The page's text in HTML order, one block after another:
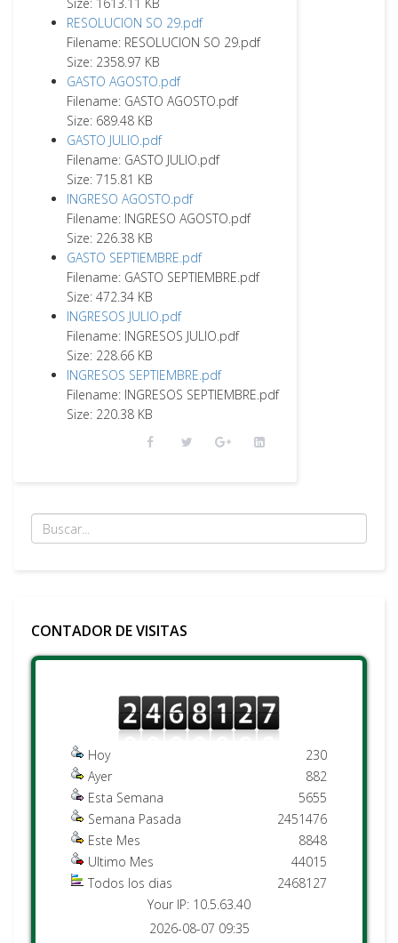
RESOLUCION SO 29.pdf
Filename: RESOLUCION SO 29.pdf
Size: 2358.97 KB
GASTO AGOSTO.pdf
Filename: GASTO AGOSTO.pdf
Size: 689.48 KB
GASTO JULIO.pdf
Filename: GASTO JULIO.pdf
Size: 715.81 KB
INGRESO AGOSTO.pdf
Filename: INGRESO AGOSTO.pdf
Size: 226.38 KB
GASTO SEPTIEMBRE.pdf
Filename: GASTO SEPTIEMBRE.pdf
Size: 472.34 KB
INGRESOS JULIO.pdf
Filename: INGRESOS JULIO.pdf
Size: 228.66 KB
INGRESOS SEPTIEMBRE.pdf
Filename: INGRESOS SEPTIEMBRE.pdf
Size: 220.38 KB
CONTADOR DE VISITAS
Hoy
Ayer
Esta Semana
Semana Pasada
Este Mes
Ultimo Mes
Todos los dias
230
882
5655
2451476
8848
44015
2468127
Your IP: 10.5.63.40
2026-08-07 09:35